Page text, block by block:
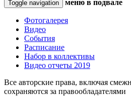
Toggle navigation меню в подвале
Фотогалерея
Видео
События
Расписание
Набор в коллективы
Видео отчеты 2019
Все авторские права, включая
сохраняются за правообладателями